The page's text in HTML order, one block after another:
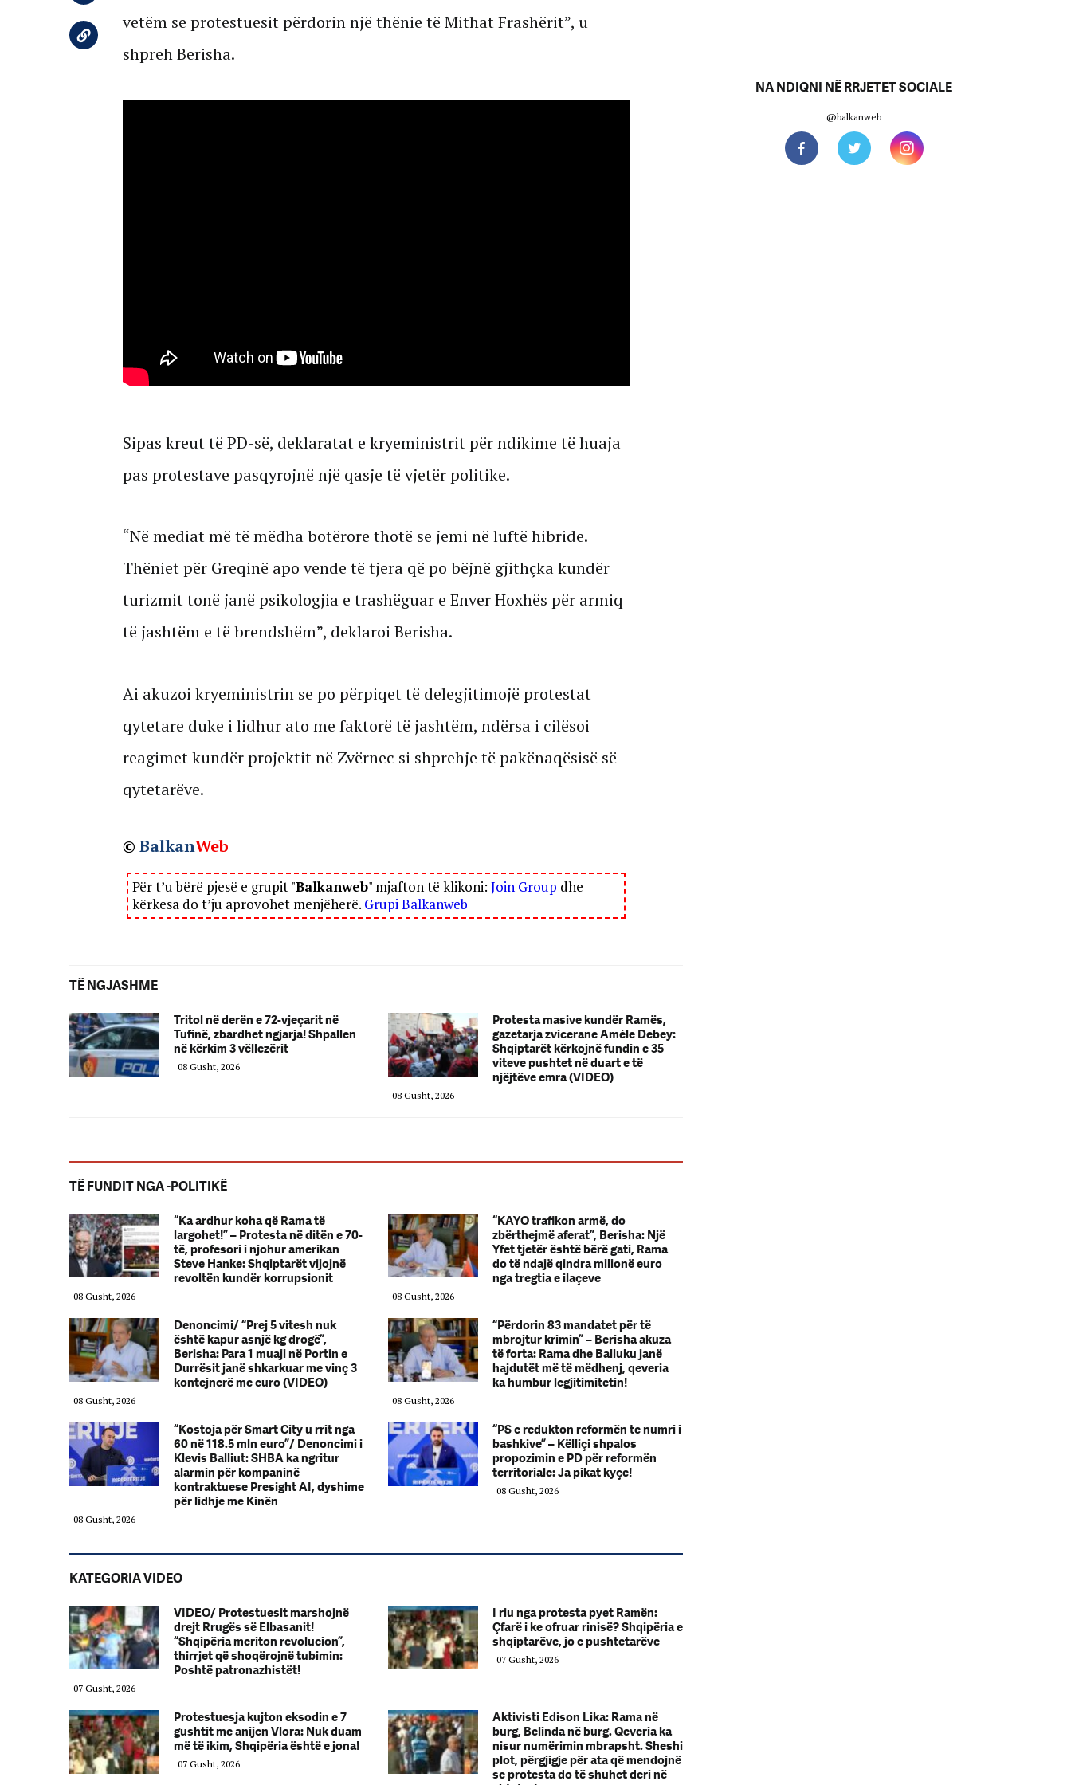
vetëm se protestuesit përdorin një thënie të Mithat Frashërit”, u
shpreh Berisha.
Sipas kreut të PD-së, deklaratat e kryeministrit për ndikime të huaja
pas protestave pasqyrojnë një qasje të vjetër politike.
“Në mediat më të mëdha botërore thotë se jemi në luftë hibride.
Thëniet për Greqinë apo vende të tjera që po bëjnë gjithçka kundër
turizmit tonë janë psikologjia e trashëguar e Enver Hoxhës për armiq
të jashtëm e të brendshëm”, deklaroi Berisha.
Ai akuzoi kryeministrin se po përpiqet të delegjitimojë protestat
qytetare duke i lidhur ato me faktorë të jashtëm, ndërsa i cilësoi
reagimet kundër projektit në Zvërnec si shprehje të pakënaqësisë së
qytetarëve.
© BalkanWeb
Për t’u bërë pjesë e grupit "Balkanweb" mjafton të klikoni: Join Group dhe
kërkesa do t’ju aprovohet menjëherë. Grupi Balkanweb
TË NGJASHME
Tritol në derën e 72-vjeçarit në
Tufinë, zbardhet ngjarja! Shpallen
në kërkim 3 vëllezërit
08 Gusht, 2026
Protesta masive kundër Ramës,
gazetarja zvicerane Amèle Debey:
Shqiptarët kërkojnë fundin e 35
viteve pushtet në duart e të
njëjtëve emra (VIDEO)
08 Gusht, 2026
TË FUNDIT NGA -POLITIKË
“Ka ardhur koha që Rama të
largohet!” – Protesta në ditën e 70-
të, profesori i njohur amerikan
Steve Hanke: Shqiptarët vijojnë
revoltën kundër korrupsionit
08 Gusht, 2026
“KAYO trafikon armë, do
zbërthejmë aferat”, Berisha: Një
Yfet tjetër është bërë gati, Rama
do të ndajë qindra milionë euro
nga tregtia e ilaçeve
08 Gusht, 2026
Denoncimi/ “Prej 5 vitesh nuk
është kapur asnjë kg drogë”,
Berisha: Para 1 muaji në Portin e
Durrësit janë shkarkuar me vinç 3
kontejnerë me euro (VIDEO)
08 Gusht, 2026
“Përdorin 83 mandatet për të
mbrojtur krimin” – Berisha akuza
të forta: Rama dhe Balluku janë
hajdutët më të mëdhenj, qeveria
ka humbur legjitimitetin!
08 Gusht, 2026
“Kostoja për Smart City u rrit nga
60 në 118.5 mln euro”/ Denoncimi i
Klevis Balliut: SHBA ka ngritur
alarmin për kompaninë
kontraktuese Presight AI, dyshime
për lidhje me Kinën
08 Gusht, 2026
“PS e redukton reformën te numri i
bashkive” – Këlliçi shpalos
propozimin e PD për reformën
territoriale: Ja pikat kyçe!
08 Gusht, 2026
KATEGORIA VIDEO
VIDEO/ Protestuesit marshojnë
drejt Rrugës së Elbasanit!
“Shqipëria meriton revolucion”,
thirrjet që shoqërojnë tubimin:
Poshtë patronazhistët!
07 Gusht, 2026
I riu nga protesta pyet Ramën:
Çfarë i ke ofruar rinisë? Shqipëria e
shqiptarëve, jo e pushtetarëve
07 Gusht, 2026
Protestuesja kujton eksodin e 7
gushtit me anijen Vlora: Nuk duam
më të ikim, Shqipëria është e jona!
07 Gusht, 2026
Aktivisti Edison Lika: Rama në
burg, Belinda në burg. Qeveria ka
nisur numërimin mbrapsht. Sheshi
plot, përgjigje për ata që mendojnë
se protesta do të shuhet deri në
NA NDIQNI NË RRJETET SOCIALE
@balkanweb